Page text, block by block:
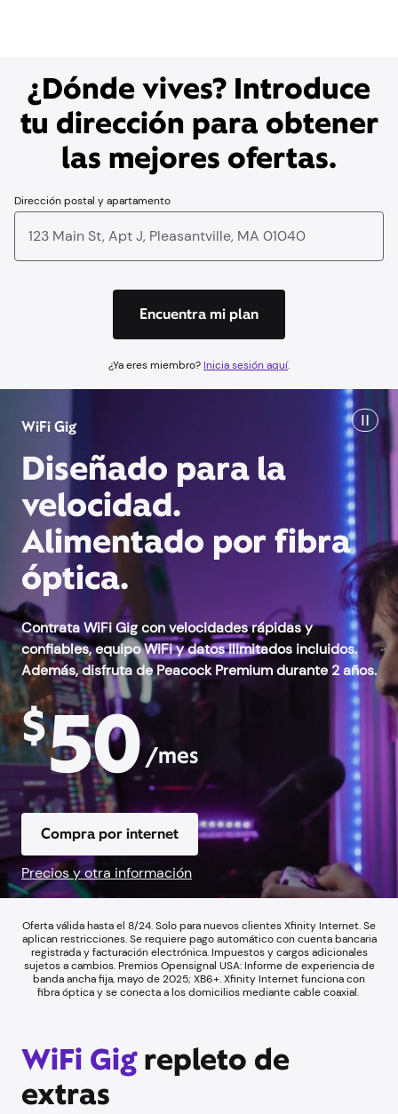
¿Dónde vives? Introduce
tu dirección para obtener
las mejores ofertas.
Dirección postal y apartamento
Encuentra mi plan
¿Ya eres miembro?Inicia sesión aquí.
WiFi Gig
Diseñado para la
velocidad.
Alimentado por fibra
óptica.
Contrata WiFi Gig con velocidades rápidas y
confiables, equipo WiFi y datos ilimitados incluidos.
Además, disfruta de Peacock Premium durante 2 años.
$50 /mes
Compra por internet
Precios y otra información
Oferta válida hasta el 8/24. Solo para nuevos clientes Xfinity Internet. Se
aplican restricciones. Se requiere pago automático con cuenta bancaria
registrada y facturación electrónica. Impuestos y cargos adicionales
sujetos a cambios. Premios Opensignal USA: Informe de experiencia de
banda ancha fija, mayo de 2025; XB6+. Xfinity Internet funciona con
fibra óptica y se conecta a los domicilios mediante cable coaxial.
WiFi Gigrepleto de
extras